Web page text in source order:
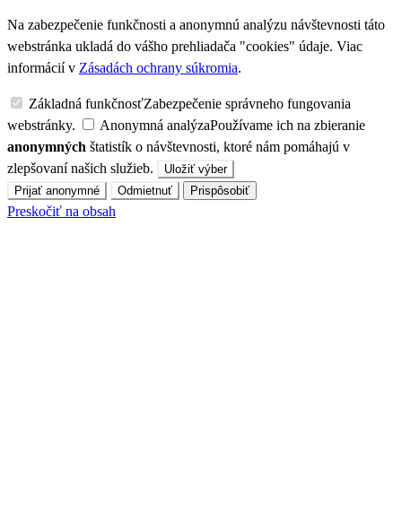
Na zabezpečenie funkčnosti a anonymnú analýzu návštevnosti táto
webstránka ukladá do vášho prehliadača "cookies" údaje. Viac
informácií v Zásadách ochrany súkromia.
Základná funkčnosťZabezpečenie správneho fungovania
webstránky.
Anonymná analýzaPoužívame ich na zbieranie
anonymných štatistík o návštevnosti, ktoré nám pomáhajú v
zlepšovaní našich služieb.
Uložiť výber
Prijať anonymné
Odmietnuť Prispôsobiť
Preskočiť na obsah